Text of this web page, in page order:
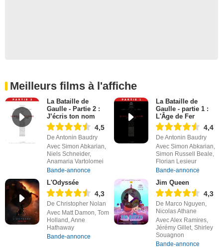
Meilleurs films à l'affiche
La Bataille de
Gaulle - Partie 2 :
J’écris ton nom
4,5
De Antonin Baudry
Avec Simon Abkarian,
Niels Schneider,
Anamaria Vartolomei
Bande-annonce
La Bataille de
Gaulle - partie 1 :
L'Âge de Fer
4,4
De Antonin Baudry
Avec Simon Abkarian,
Simon Russell Beale,
Florian Lesieur
Bande-annonce
L'Odyssée
4,3
De Christopher Nolan
Avec Matt Damon, Tom
Holland, Anne
Hathaway
Bande-annonce
Jim Queen
4,3
De Marco Nguyen,
Nicolas Athane
Avec Alex Ramires,
Jérémy Gillet, Shirley
Souagnon
Bande-annonce